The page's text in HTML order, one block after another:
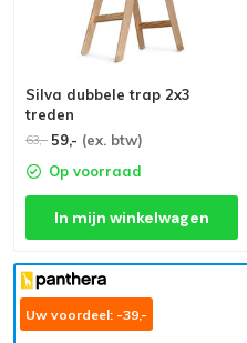
Silva dubbele trap 2x3
treden
63,- 59,- (ex. btw)
Op voorraad
In mijn winkelwagen
Uw voordeel: -39,-